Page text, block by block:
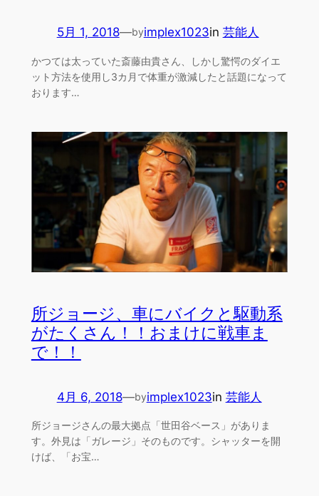
5月 1, 2018—byimplex1023in 芸能人
かつては太っていた斎藤由貴さん、しかし驚愕のダイエ
ット方法を使用し3カ月で体重が激減したと話題になって
おります…
所ジョージ、車にバイクと駆動系
がたくさん！！おまけに戦車ま
で！！
4月 6, 2018—byimplex1023in 芸能人
所ジョージさんの最大拠点「世田谷ベース」がありま
す。外見は「ガレージ」そのものです。シャッターを開
けば、「お宝…